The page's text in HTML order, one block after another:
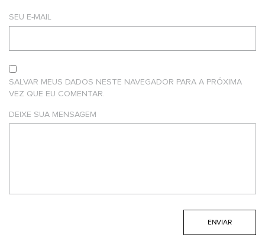
SEU E-MAIL
SALVAR MEUS DADOS NESTE NAVEGADOR PARA A PRÓXIMA
VEZ QUE EU COMENTAR.
DEIXE SUA MENSAGEM